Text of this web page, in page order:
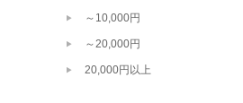
～10,000円
～20,000円
20,000円以上